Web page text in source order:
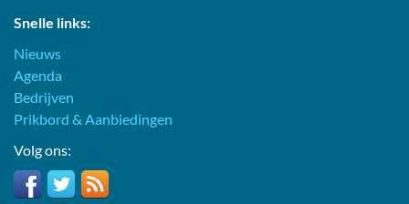
Snelle links:
Nieuws
Agenda
Bedrijven
Prikbord & Aanbiedingen
Volg ons: